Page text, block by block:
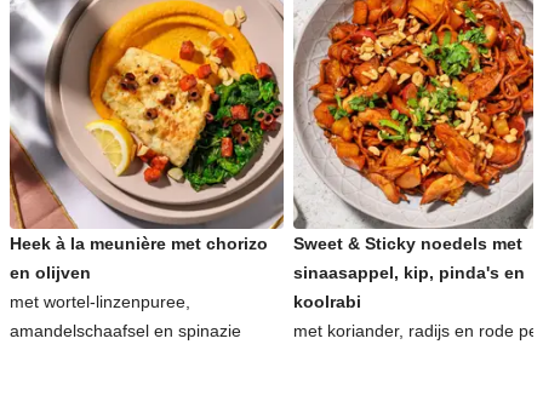
Heek à la meunière met chorizo
en olijven
met wortel-linzenpuree,
amandelschaafsel en spinazie
Sweet & Sticky noedels met
sinaasappel, kip, pinda's en
koolrabi
met koriander, radijs en rode